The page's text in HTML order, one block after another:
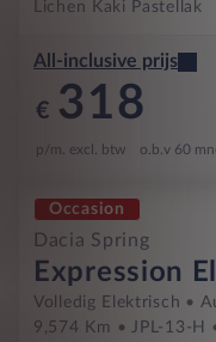
Lichen Kaki Pastellak
All-inclusive prijs
€ 318
p/m. excl. btw o.b.v 60
Occasion
Dacia Spring
Expression
Volledig Elektrisch
9,574 Km
JPL-13-H